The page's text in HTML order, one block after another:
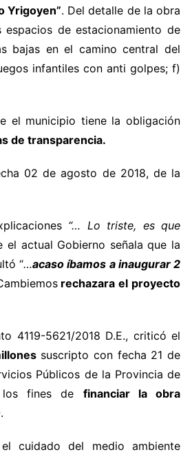
Yrigoyen”. Del detalle de la obra
de estacionamiento de
bajas en el camino central del
infantiles con anti golpes; f)
el municipio tiene la obligación
de transparencia.
02 de agosto de 2018, de la
“… Lo triste, es que
el actual Gobierno señala que la
“…acaso íbamos a inaugurar 2
rechazara el proyecto
4119-5621/2018 D.E., criticó el
suscripto con fecha 21 de
Públicos de la Provincia de
los fines de financiar la obra
.
cuidado del medio ambiente